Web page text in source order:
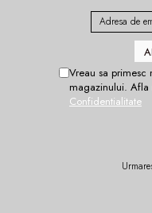
Vreau sa primesc
magazinului.
Confidentialitate